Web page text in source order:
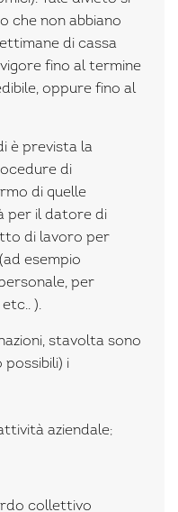
che non abbiano
di cassa
fino al termine
oppure fino al
è prevista la
di
di quelle
per il datore di
di lavoro per
esempio
per
).
stavolta sono
possibili) i
aziendale;
collettivo